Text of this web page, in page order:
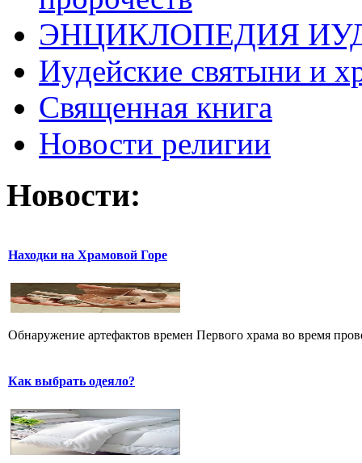
ЭНЦИКЛОПЕДИЯ
Иудейские святыни и
Священная книга
Новости религии
Новости:
Находки на Храмовой Горе
Обнаружение артефактов времен Первого храма во время
Как выбрать одеяло?